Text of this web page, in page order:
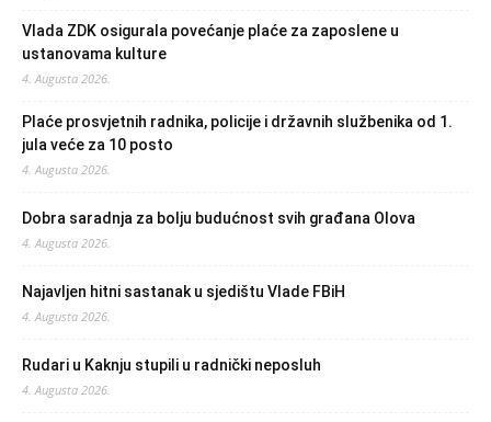
Vlada ZDK osigurala povećanje plaće za zaposlene u
ustanovama kulture
4. Augusta 2026.
Plaće prosvjetnih radnika, policije i državnih službenika od 1.
jula veće za 10 posto
4. Augusta 2026.
Dobra saradnja za bolju budućnost svih građana Olova
4. Augusta 2026.
Najavljen hitni sastanak u sjedištu Vlade FBiH
4. Augusta 2026.
Rudari u Kaknju stupili u radnički neposluh
4. Augusta 2026.